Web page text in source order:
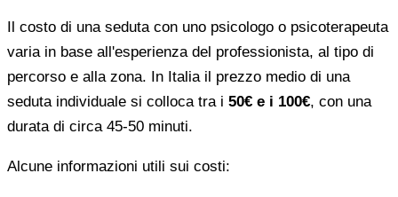
Il costo di una seduta con uno psicologo o psicoterapeuta
varia in base all'esperienza del professionista, al tipo di
percorso e alla zona. In Italia il prezzo medio di una
seduta individuale si colloca tra i 50€ e i 100€, con una
durata di circa 45-50 minuti.
Alcune informazioni utili sui costi: